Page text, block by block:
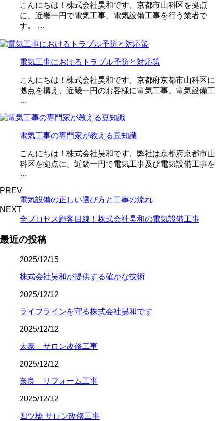
こんにちは！株式会社昊和です。京都市山科区を拠点
に、近畿一円で電気工事、電気設備工事を行う業者で
す。 …
電気工事におけるトラブル予防と対応策
こんにちは！株式会社昊和です。京都府京都市山科区に
拠点を構え、近畿一円のお客様に電気工事、電気設備工
…
電気工事の専門家が教える豆知識
こんにちは！株式会社昊和です。弊社は京都府京都市山
科区を拠点に、近畿一円で電気工事及び電気設備工事を
…
PREV
電気設備の正しい選び方と工事の流れ
NEXT
全プロセス顧客目線！株式会社昊和の電気設備工事
最近の投稿
2025/12/15
株式会社昊和が提供する確かな技術
2025/12/12
ライフラインを守る株式会社昊和です
2025/12/12
太泰 サロン改修工事
2025/12/12
奈良 リフォーム工事
2025/12/12
四ツ橋 サロン改修工事